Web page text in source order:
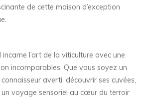
de cette maison d’exception
l’art de la viticulture avec une
incomparables. Que vous soyez un
averti, découvrir ses cuvées,
un voyage sensoriel au cœur du terroir